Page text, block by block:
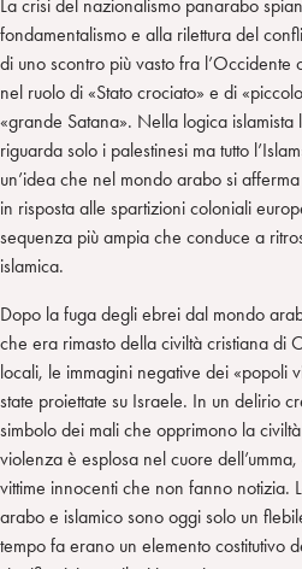
La crisi del nazionalismo panarabo
fondamentalismo e alla rilettura del
di uno scontro più vasto fra l’Occidente
nel ruolo di «Stato crociato» e di
«grande Satana». Nella logica islamista
riguarda solo i palestinesi ma tutto
un’idea che nel mondo arabo si
in risposta alle spartizioni coloniali
sequenza più ampia che conduce a
islamica.
Dopo la fuga degli ebrei dal mondo
che era rimasto della civiltà cristiana di
locali, le immagini negative dei «popoli
state proiettate su Israele. In un delirio
simbolo dei mali che opprimono la
violenza è esplosa nel cuore
vittime innocenti che non fanno notizia.
arabo e islamico sono oggi solo un
tempo fa erano un elemento costitutivo